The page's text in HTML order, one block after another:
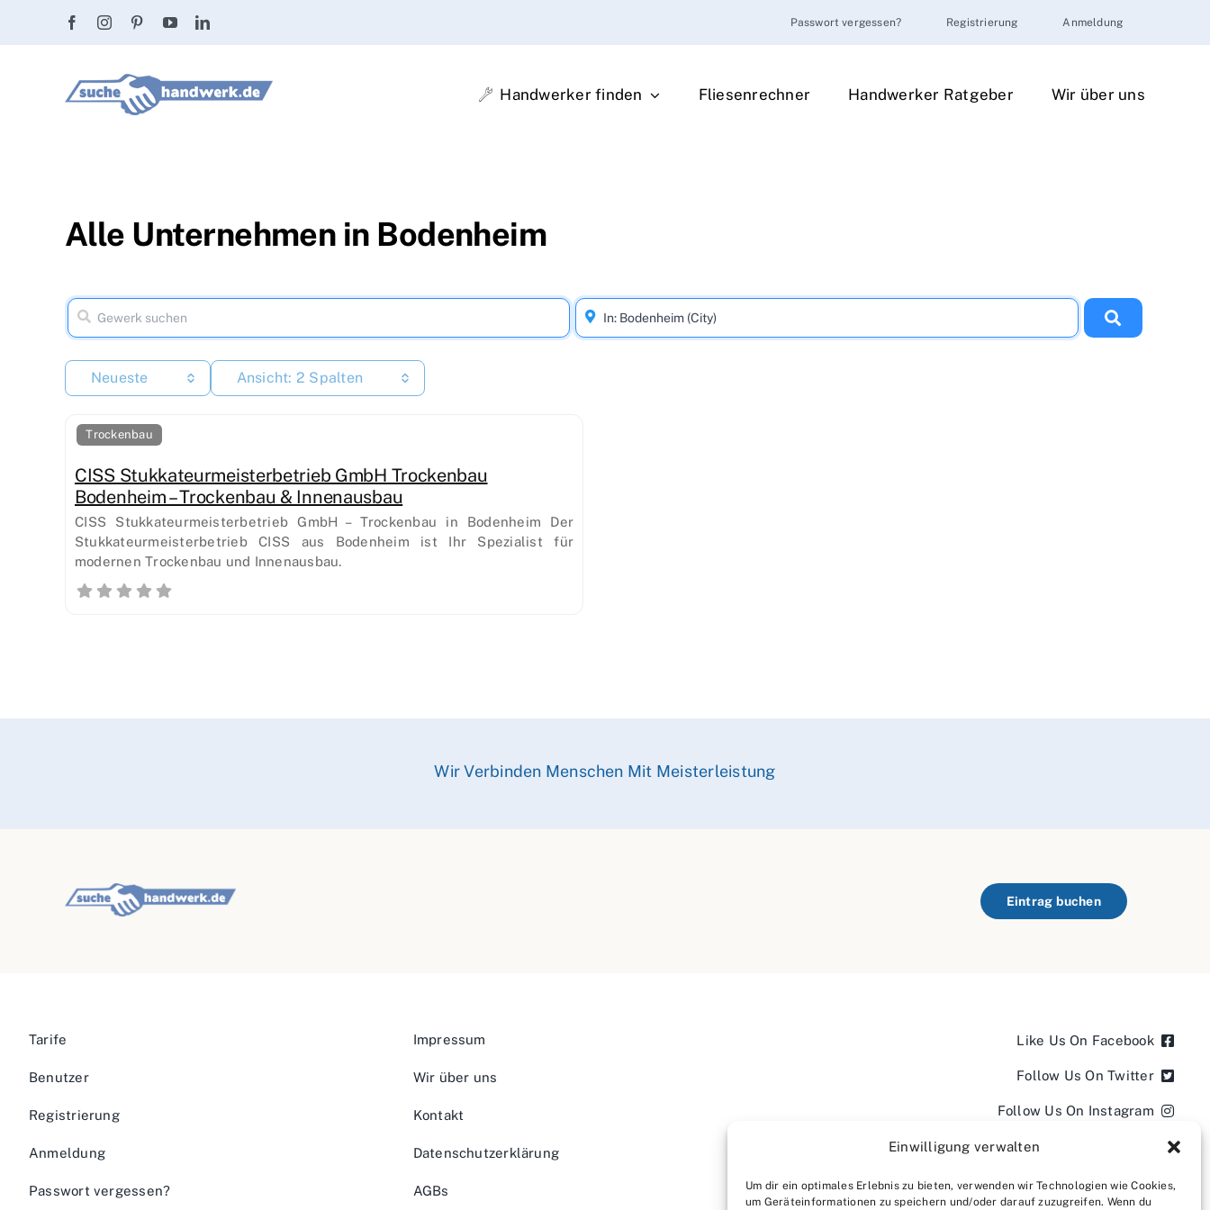
Einwilligung verwalten
Um dir ein optimales Erlebnis zu bieten, verwenden wir Technologien wie Cookies,
um Geräteinformationen zu speichern und/oder darauf zuzugreifen. Wenn du
Passwort vergessen? Registrierung Anmeldung
Handwerker finden Fliesenrechner Handwerker Ratgeber Wir über uns
Alle Unternehmen in Bodenheim
Neueste Ansicht: 2 Spalten
Trockenbau
CISS Stukkateurmeisterbetrieb GmbH Trockenbau
Bodenheim – Trockenbau & Innenausbau
CISS Stukkateurmeisterbetrieb GmbH – Trockenbau in Bodenheim Der
Stukkateurmeisterbetrieb CISS aus Bodenheim ist Ihr Spezialist für
modernen Trockenbau und Innenausbau.
Wir Verbinden Menschen Mit Meisterleistung
Eintrag buchen
Tarife
Benutzer
Registrierung
Anmeldung
Passwort vergessen?
Impressum
Wir über uns
Kontakt
Datenschutzerklärung
AGBs
Like Us On Facebook
Follow Us On Twitter
Follow Us On Instagram
Follow Us On LinkedIn
Follow us on YouTube